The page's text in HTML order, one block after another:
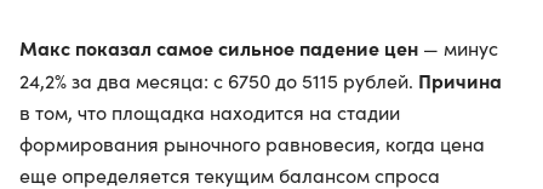
Макс показал самое сильное падение цен — минус
24,2% за два месяца: с 6750 до 5115 рублей. Причина
в том, что площадка находится на стадии
формирования рыночного равновесия, когда цена
еще определяется текущим балансом спроса